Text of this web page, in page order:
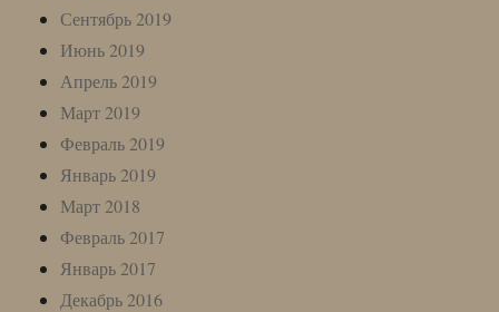
Сентябрь 2019
Июнь 2019
Апрель 2019
Март 2019
Февраль 2019
Январь 2019
Март 2018
Февраль 2017
Январь 2017
Декабрь 2016